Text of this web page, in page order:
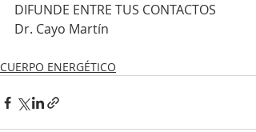
DIFUNDE ENTRE TUS CONTACTOS
Dr. Cayo Martín
CUERPO ENERGÉTICO